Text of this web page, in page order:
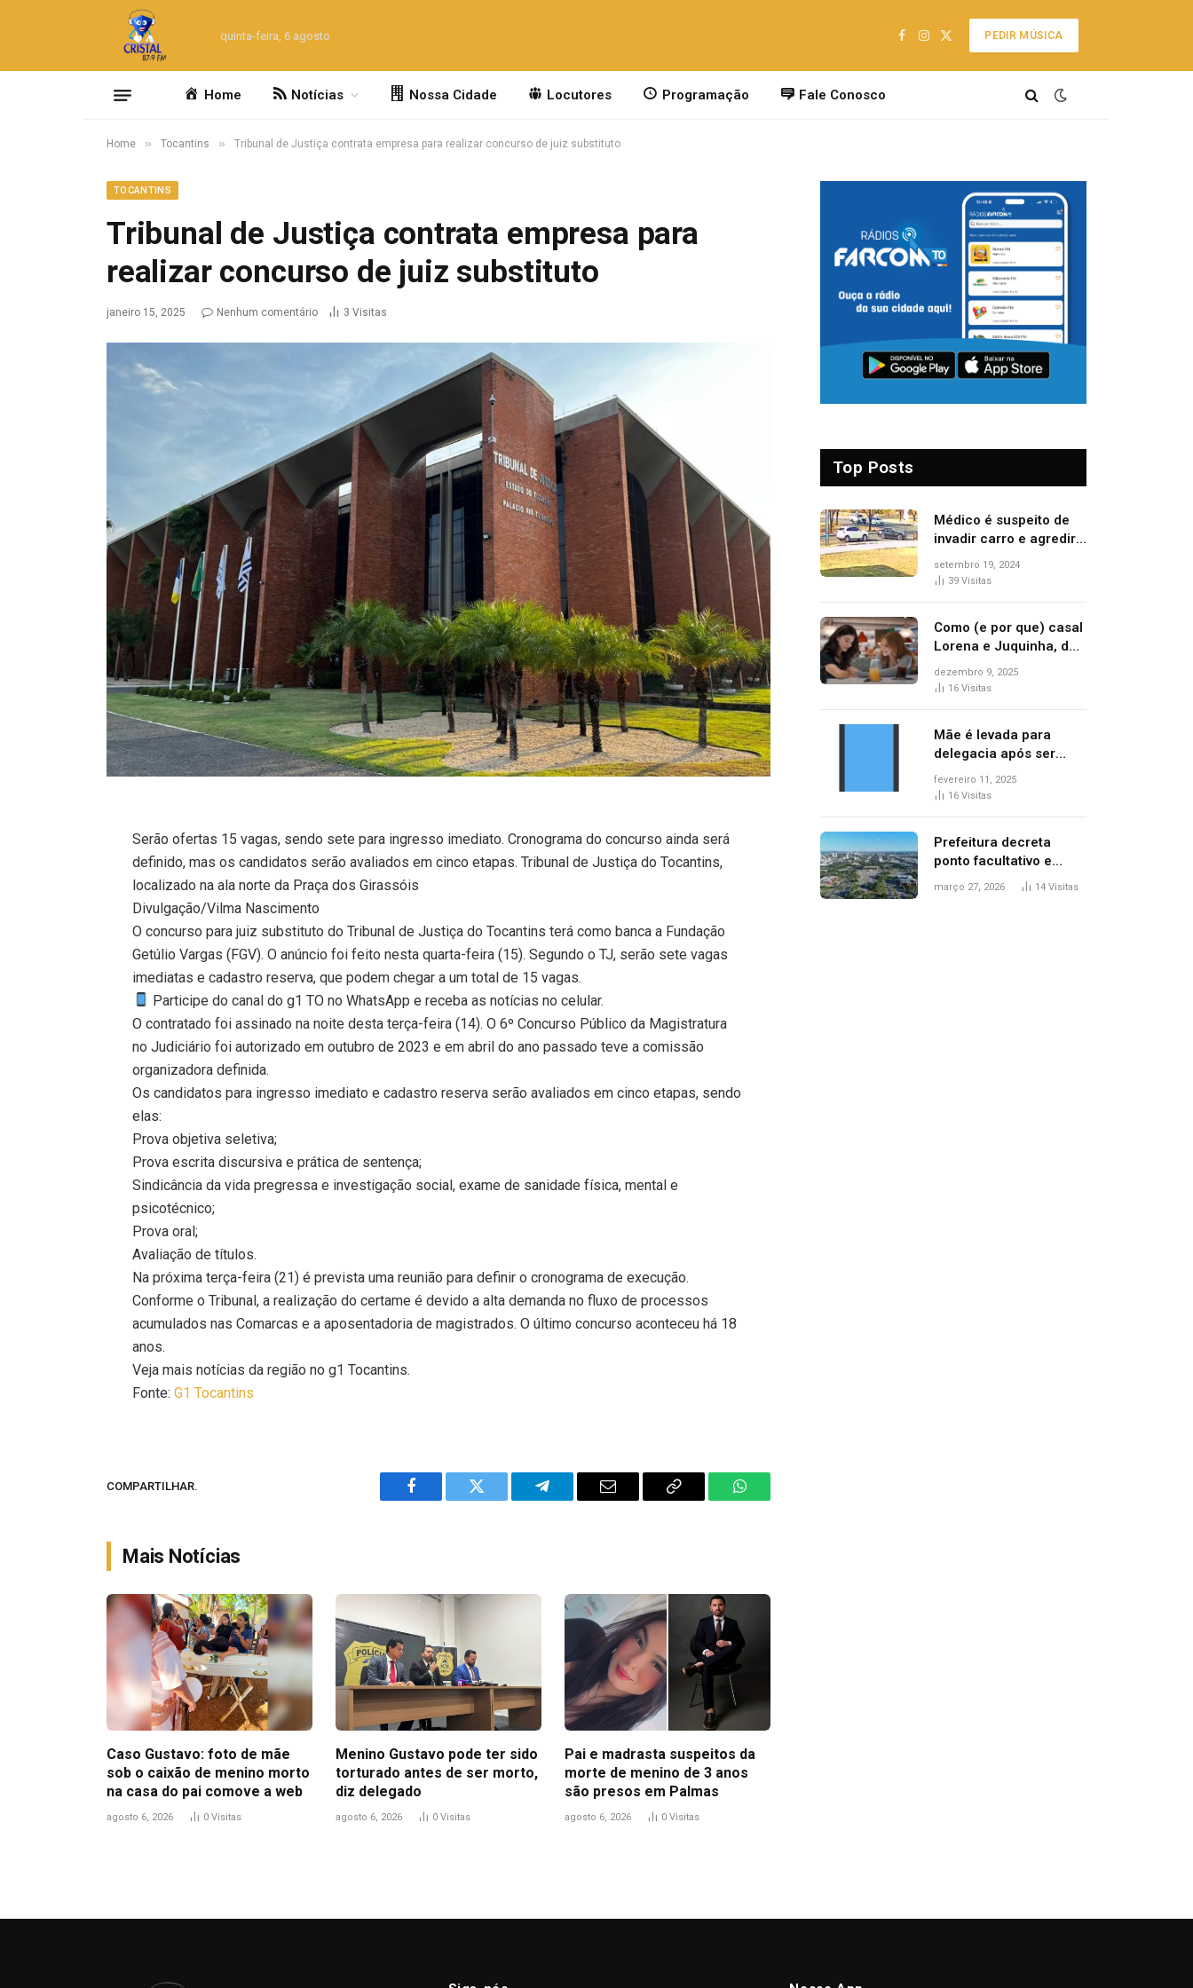
quinta-feira, 6 agosto
Facebook
Instagram
X
PEDIR MÚSICA
Home Notícias Nossa Cidade Locutores Programação Fale Conosco
Home » Tocantins » Tribunal de Justiça contrata empresa para realizar concurso de juiz substituto
TOCANTINS
Tribunal de Justiça contrata empresa para
realizar concurso de juiz substituto
janeiro 15, 2025 Nenhum comentário 3 Visitas
Serão ofertas 15 vagas, sendo sete para ingresso imediato. Cronograma do concurso ainda será
definido, mas os candidatos serão avaliados em cinco etapas. Tribunal de Justiça do Tocantins,
localizado na ala norte da Praça dos Girassóis
Divulgação/Vilma Nascimento
O concurso para juiz substituto do Tribunal de Justiça do Tocantins terá como banca a Fundação
Getúlio Vargas (FGV). O anúncio foi feito nesta quarta-feira (15). Segundo o TJ, serão sete vagas
imediatas e cadastro reserva, que podem chegar a um total de 15 vagas.
Participe do canal do g1 TO no WhatsApp e receba as notícias no celular.
O contratado foi assinado na noite desta terça-feira (14). O 6º Concurso Público da Magistratura
no Judiciário foi autorizado em outubro de 2023 e em abril do ano passado teve a comissão
organizadora definida.
Os candidatos para ingresso imediato e cadastro reserva serão avaliados em cinco etapas, sendo
elas:
Prova objetiva seletiva;
Prova escrita discursiva e prática de sentença;
Sindicância da vida pregressa e investigação social, exame de sanidade física, mental e
psicotécnico;
Prova oral;
Avaliação de títulos.
Na próxima terça-feira (21) é prevista uma reunião para definir o cronograma de execução.
Conforme o Tribunal, a realização do certame é devido a alta demanda no fluxo de processos
acumulados nas Comarcas e a aposentadoria de magistrados. O último concurso aconteceu há 18
anos.
Veja mais notícias da região no g1 Tocantins.
Fonte:G1 Tocantins
COMPARTILHAR.
Facebook Twitter Telegram Email
Copy
WhatsApp
Mais Notícias
Caso Gustavo: foto de mãe
sob o caixão de menino morto
na casa do pai comove a web
agosto 6, 2026 0 Visitas
Menino Gustavo pode ter sido
torturado antes de ser morto,
diz delegado
agosto 6, 2026 0 Visitas
Pai e madrasta suspeitos da
morte de menino de 3 anos
são presos em Palmas
agosto 6, 2026 0 Visitas
Top Posts
Médico é suspeito de
invadir carro e agredir
delegado aposentado
durante confusão no
setembro 19, 2024
39 Visitas
Como (e por que) casal
Lorena e Juquinha, de
‘Três Graças’, ganhou
repercussão
dezembro 9, 2025
16 Visitas
Mãe é levada para
delegacia após ser
denunciada por maus-
tratos contra dois
fevereiro 11, 2025
16 Visitas
Prefeitura decreta
ponto facultativo e
servidores públicos
março 27, 2026 14 Visitas